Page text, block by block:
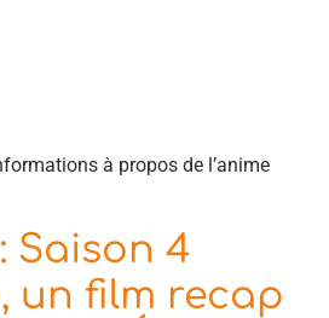
à propos de l’anime
Saison 4
un film recap